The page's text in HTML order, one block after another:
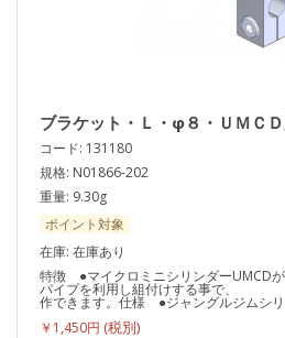
ブラケット・Ｌ・φ８・ＵＭＣ
コード: 131180
規格: N01866-202
重量: 9.30g
ポイント対象
在庫: 在庫あり
特徴 ●マイクロミニシリンダー
パイプを利用し組付けする事で、
作できます。仕様 ●ジャングルジ
￥1,450円